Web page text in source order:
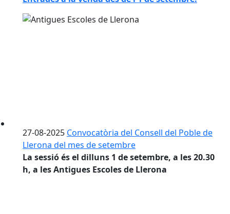
27-08-2025 Convocatòria del Consell del Poble de
Llerona del mes de setembre
La sessió és el dilluns 1 de setembre, a les 20.30
h, a les Antigues Escoles de Llerona